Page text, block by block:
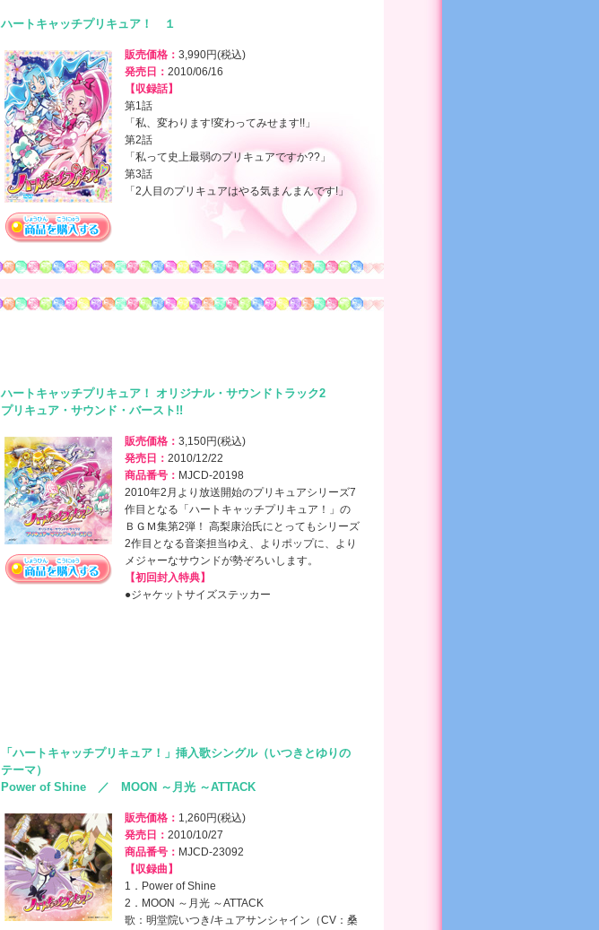
ハートキャッチプリキュア！ １
販売価格： 3,990円(税込)
発売日： 2010/06/16
【収録話】
第1話
「私、変わります!変わってみせます!!」
第2話
「私って史上最弱のプリキュアですか??」
第3話
「2人目のプリキュアはやる気まんまんです!」
ハートキャッチプリキュア！ オリジナル・サウンドトラック2
プリキュア・サウンド・バースト!!
販売価格： 3,150円(税込)
発売日： 2010/12/22
商品番号： MJCD-20198
2010年2月より放送開始のプリキュアシリーズ7
作目となる「ハートキャッチプリキュア！」の
ＢＧＭ集第2弾！ 高梨康治氏にとってもシリーズ
2作目となる音楽担当ゆえ、よりポップに、より
メジャーなサウンドが勢ぞろいします。
【初回封入特典】
●ジャケットサイズステッカー
「ハートキャッチプリキュア！」挿入歌シングル（いつきとゆりの
テーマ）
Power of Shine ／ MOON ～月光 ～ATTACK
販売価格： 1,260円(税込)
発売日： 2010/10/27
商品番号： MJCD-23092
【収録曲】
1．Power of Shine
2．MOON ～月光 ～ATTACK
歌：明堂院いつき/キュアサンシャイン（CV：桑